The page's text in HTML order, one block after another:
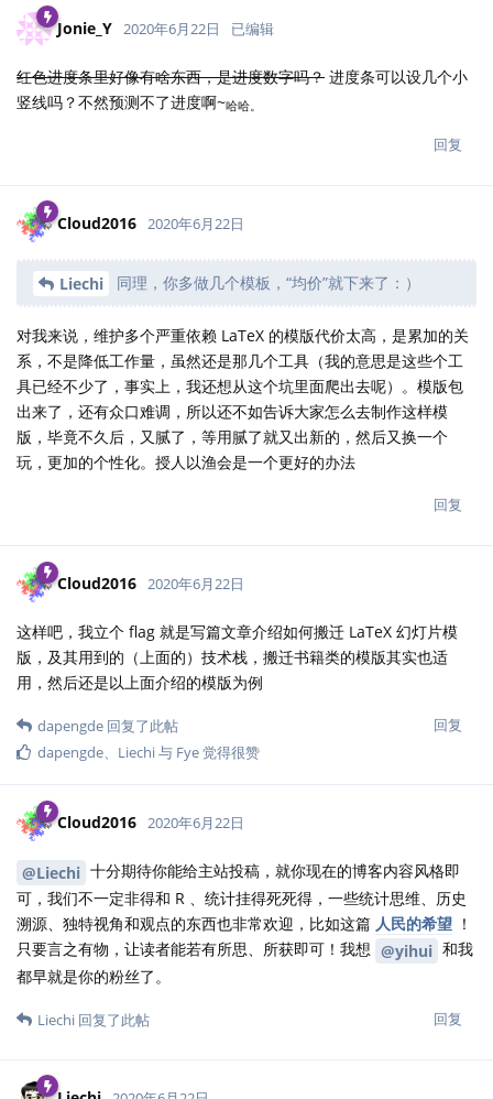
Jonie_Y 2020年6月22日 已编辑
红色进度条里好像有啥东西，是进度数字吗？ 进度条可以设几个小
竖线吗？不然预测不了进度啊~哈哈。
回复
Cloud2016 2020年6月22日
Liechi 同理，你多做几个模板，“均价”就下来了：）
对我来说，维护多个严重依赖 LaTeX 的模版代价太高，是累加的关
系，不是降低工作量，虽然还是那几个工具（我的意思是这些个工
具已经不少了，事实上，我还想从这个坑里面爬出去呢）。模版包
出来了，还有众口难调，所以还不如告诉大家怎么去制作这样模
版，毕竟不久后，又腻了，等用腻了就又出新的，然后又换一个
玩，更加的个性化。授人以渔会是一个更好的办法
回复
Cloud2016 2020年6月22日
这样吧，我立个 flag 就是写篇文章介绍如何搬迁 LaTeX 幻灯片模
版，及其用到的（上面的）技术栈，搬迁书籍类的模版其实也适
用，然后还是以上面介绍的模版为例
回复
dapengde 回复了此帖
dapengde、 Liechi与 Fye觉得很赞
Cloud2016 2020年6月22日
@Liechi 十分期待你能给主站投稿，就你现在的博客内容风格即
可，我们不一定非得和 R 、统计挂得死死得，一些统计思维、历史
溯源、独特视角和观点的东西也非常欢迎，比如这篇 人民的希望 ！
只要言之有物，让读者能若有所思、所获即可！我想 @yihui 和我
都早就是你的粉丝了。
回复
Liechi 回复了此帖